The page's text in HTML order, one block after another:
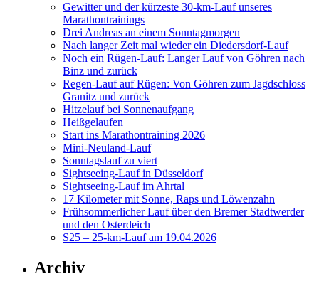
Gewitter und der kürzeste 30-km-Lauf unseres
Marathontrainings
Drei Andreas an einem Sonntagmorgen
Nach langer Zeit mal wieder ein Diedersdorf-Lauf
Noch ein Rügen-Lauf: Langer Lauf von Göhren nach
Binz und zurück
Regen-Lauf auf Rügen: Von Göhren zum Jagdschloss
Granitz und zurück
Hitzelauf bei Sonnenaufgang
Heißgelaufen
Start ins Marathontraining 2026
Mini-Neuland-Lauf
Sonntagslauf zu viert
Sightseeing-Lauf in Düsseldorf
Sightseeing-Lauf im Ahrtal
17 Kilometer mit Sonne, Raps und Löwenzahn
Frühsommerlicher Lauf über den Bremer Stadtwerder
und den Osterdeich
S25 – 25-km-Lauf am 19.04.2026
Archiv